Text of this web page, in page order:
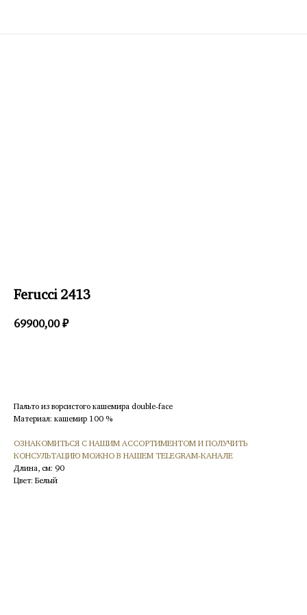
Ferucci 2413
69900,00 ₽
Пальто из ворсистого кашемира double-face
Материал: кашемир 100 %
ОЗНАКОМИТЬСЯ С НАШИМ АССОРТИМЕНТОМ И ПОЛУЧИТЬ
КОНСУЛЬТАЦИЮ МОЖНО В НАШЕМ TELEGRAM-КАНАЛЕ
Длина, см: 90
Цвет: Белый